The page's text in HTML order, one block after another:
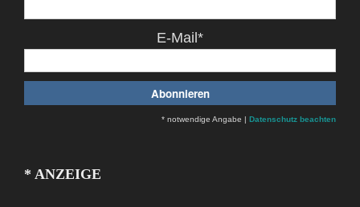
E-Mail*
* notwendige Angabe | Datenschutz beachten
* ANZEIGE